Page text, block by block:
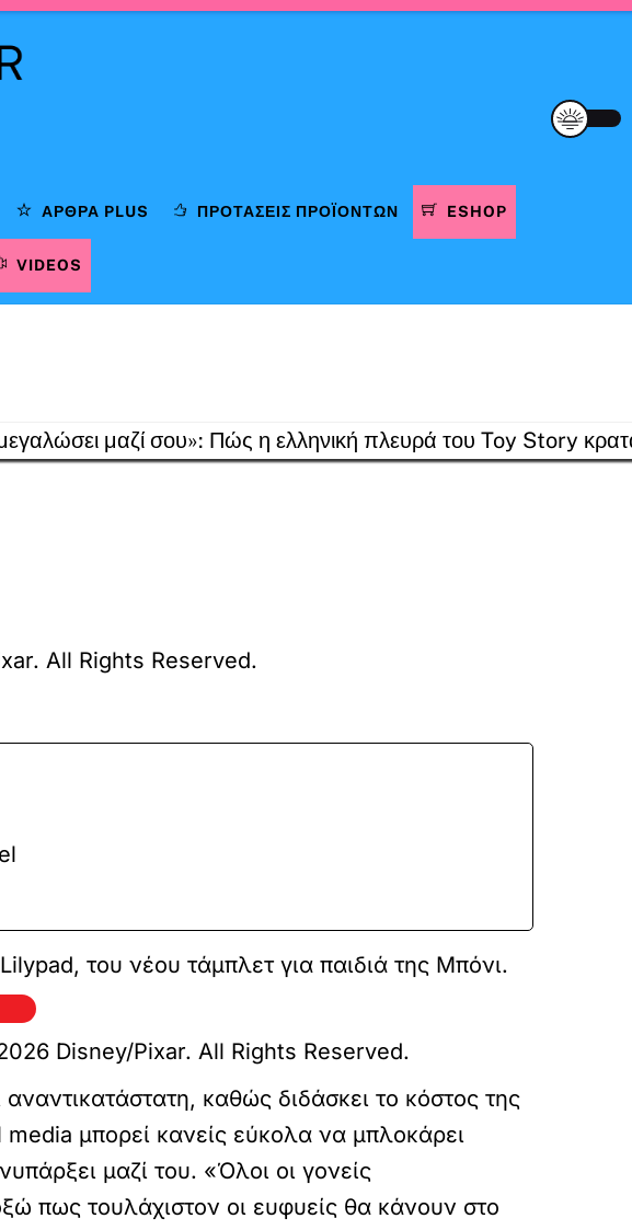
ΆΡΘΡΑ PLUS ΠΡΟΤΆΣΕΙΣ ΠΡΟΪΌΝΤΩΝ ESHOP
VIDEOS
All Rights Reserved.
του νέου τάμπλετ για παιδιά της Μπόνι.
Disney/Pixar. All Rights Reserved.
καθώς διδάσκει το κόστος της
μπορεί κανείς εύκολα να μπλοκάρει
μαζί του. «Όλοι οι γονείς
πως τουλάχιστον οι ευφυείς θα κάνουν στο